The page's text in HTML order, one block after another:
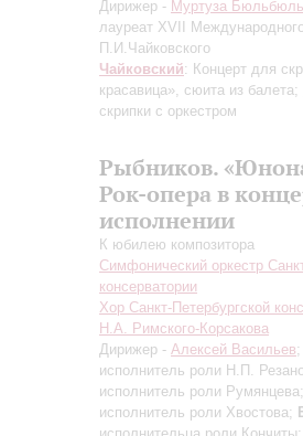
Дирижер - Муртуза Бюльбюль
лауреат XVII
П.И.Чайковского
Чайковский: Концерт для
красавица», сюита из балета;
скрипки с оркестром
Рыбников.
Рок-опера в
исполнении
К юбилею композитора
Симфонический оркестр
консерватории
Хор Санкт-Петербургской
Н.А. Римского-Корсакова
Дирижер - Алексей Васильев;
исполнитель роли Н.П.
исполнитель роли Румянцева;
исполнитель роли Хвостова;